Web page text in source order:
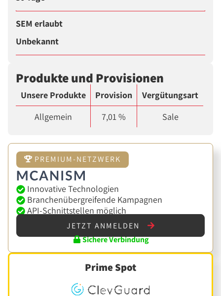
SEM erlaubt
Unbekannt
Produkte und Provisionen
Unsere Produkte Provision
Vergütungsart
Allgemein
7,01 % Sale
PREMIUM-NETZWERK
Innovative Technologien
Branchenübergreifende Kampagnen
API-Schnittstellen möglich
JETZT ANMELDEN
Sichere Verbindung
Prime Spot